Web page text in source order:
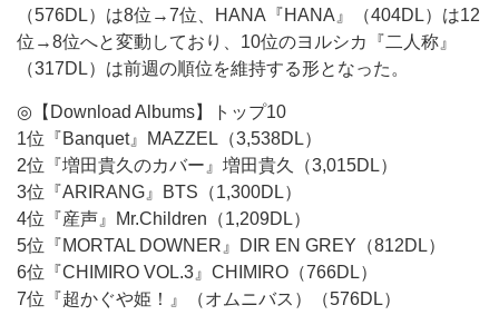
（576DL）は8位→7位、HANA『HANA』（404DL）は12
位→8位へと変動しており、10位のヨルシカ『二人称』
（317DL）は前週の順位を維持する形となった。
◎【Download Albums】トップ10
1位『Banquet』MAZZEL（3,538DL）
2位『増田貴久のカバー』増田貴久（3,015DL）
3位『ARIRANG』BTS（1,300DL）
4位『産声』Mr.Children（1,209DL）
5位『MORTAL DOWNER』DIR EN GREY（812DL）
6位『CHIMIRO VOL.3』CHIMIRO（766DL）
7位『超かぐや姫！』（オムニバス）（576DL）